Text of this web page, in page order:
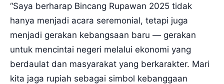
“Saya berharap Bincang Rupawan 2025 tidak
hanya menjadi acara seremonial, tetapi juga
menjadi gerakan kebangsaan baru — gerakan
untuk mencintai negeri melalui ekonomi yang
berdaulat dan masyarakat yang berkarakter. Mari
kita jaga rupiah sebagai simbol kebanggaan